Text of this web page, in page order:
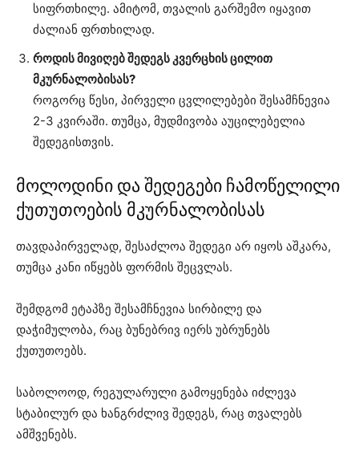
სიფრთხილე. ამიტომ, თვალის გარშემო იყავით
ძალიან ფრთხილად.
როდის მივიღებ შედეგს კვერცხის ცილით
მკურნალობისას?
როგორც წესი, პირველი ცვლილებები შესამჩნევია
2-3 კვირაში. თუმცა, მუდმივობა აუცილებელია
შედეგისთვის.
მოლოდინი და შედეგები ჩამოწელილი
ქუთუთოების მკურნალობისას
თავდაპირველად, შესაძლოა შედეგი არ იყოს აშკარა,
თუმცა კანი იწყებს ფორმის შეცვლას.
შემდგომ ეტაპზე შესამჩნევია სირბილე და
დაჭიმულობა, რაც ბუნებრივ იერს უბრუნებს
ქუთუთოებს.
საბოლოოდ, რეგულარული გამოყენება იძლევა
სტაბილურ და ხანგრძლივ შედეგს, რაც თვალებს
ამშვენებს.